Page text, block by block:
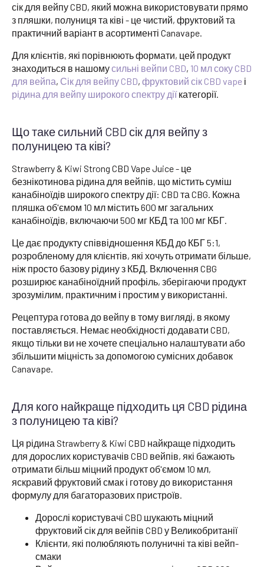
сік для вейпу CBD, який можна використовувати прямо
з пляшки, полуниця та ківі - це чистий, фруктовий та
практичний варіант в асортименті Canavape.
Для клієнтів, які порівнюють формати, цей продукт
знаходиться в нашомусильні вейпи CBD, 10 мл соку CBD
для вейпа, Сік для вейпу CBD, фруктовий сік CBD vape і
рідина для вейпу широкого спектру діїкатегорії.
Що таке сильний CBD сік для вейпу з
полуницею та ківі?
Strawberry & Kiwi Strong CBD Vape Juice - це
безнікотинова рідина для вейпів, що містить суміш
канабіноїдів широкого спектру дії: CBD та CBG. Кожна
пляшка об'ємом 10 мл містить 600 мг загальних
канабіноїдів, включаючи 500 мг КБД та 100 мг КБГ.
Це дає продукту співвідношення КБД до КБГ 5:1,
розробленому для клієнтів, які хочуть отримати більше,
ніж просто базову рідину з КБД. Включення CBG
розширює канабіноїдний профіль, зберігаючи продукт
зрозумілим, практичним і простим у використанні.
Рецептура готова до вейпу в тому вигляді, в якому
поставляється. Немає необхідності додавати CBD,
якщо тільки ви не хочете спеціально налаштувати або
збільшити міцність за допомогою сумісних добавок
Canavape.
Для кого найкраще підходить ця CBD рідина
з полуницею та ківі?
Ця рідина Strawberry & Kiwi CBD найкраще підходить
для дорослих користувачів CBD вейпів, які бажають
отримати більш міцний продукт об'ємом 10 мл,
яскравий фруктовий смак і готову до використання
формулу для багаторазових пристроїв.
Дорослі користувачі CBD шукають міцний
фруктовий сік для вейпів CBD у Великобританії
Клієнти, які полюбляють полуничні та ківі вейп-
смаки